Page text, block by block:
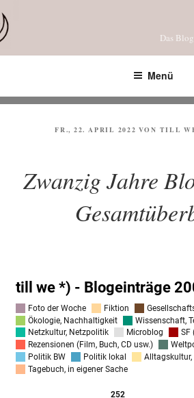
Inhalt
springen
Das
Menü
VERÖFFENTLICHT
FR., 22. APRIL 2022 VON TILL
Zwanzig Jahre